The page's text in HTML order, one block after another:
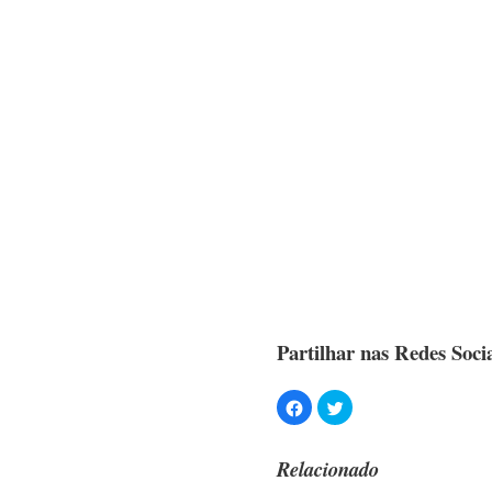
Partilhar nas Redes
Relacionado